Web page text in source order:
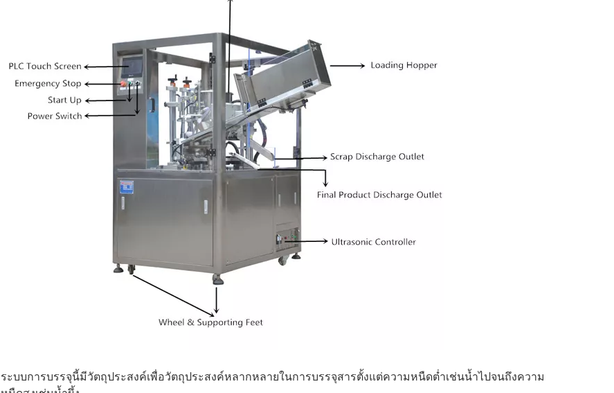
ระบบการบรรจุนี้มีวัตถุประสงค์เพื่อวัตถุประสงค์หลากหลายในการบรรจุสารตั้งแต่ความหนืดต่ำเช่นน้ำไปจนถึงความ